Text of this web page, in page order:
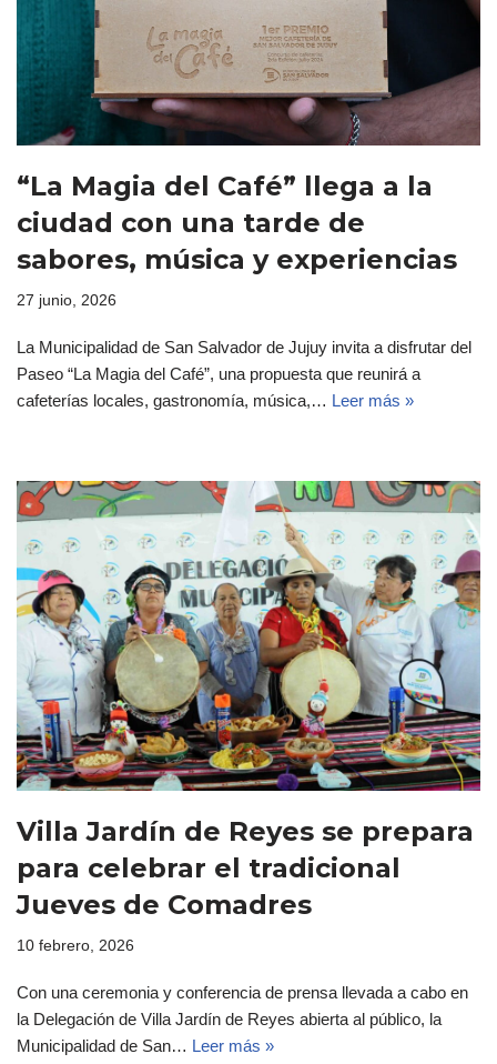
“La Magia del Café” llega a la
ciudad con una tarde de
sabores, música y experiencias
27 junio, 2026
La Municipalidad de San Salvador de Jujuy invita a disfrutar del
Paseo “La Magia del Café”, una propuesta que reunirá a
cafeterías locales, gastronomía, música,… Leer más »
Villa Jardín de Reyes se prepara
para celebrar el tradicional
Jueves de Comadres
10 febrero, 2026
Con una ceremonia y conferencia de prensa llevada a cabo en
la Delegación de Villa Jardín de Reyes abierta al público, la
Municipalidad de San… Leer más »